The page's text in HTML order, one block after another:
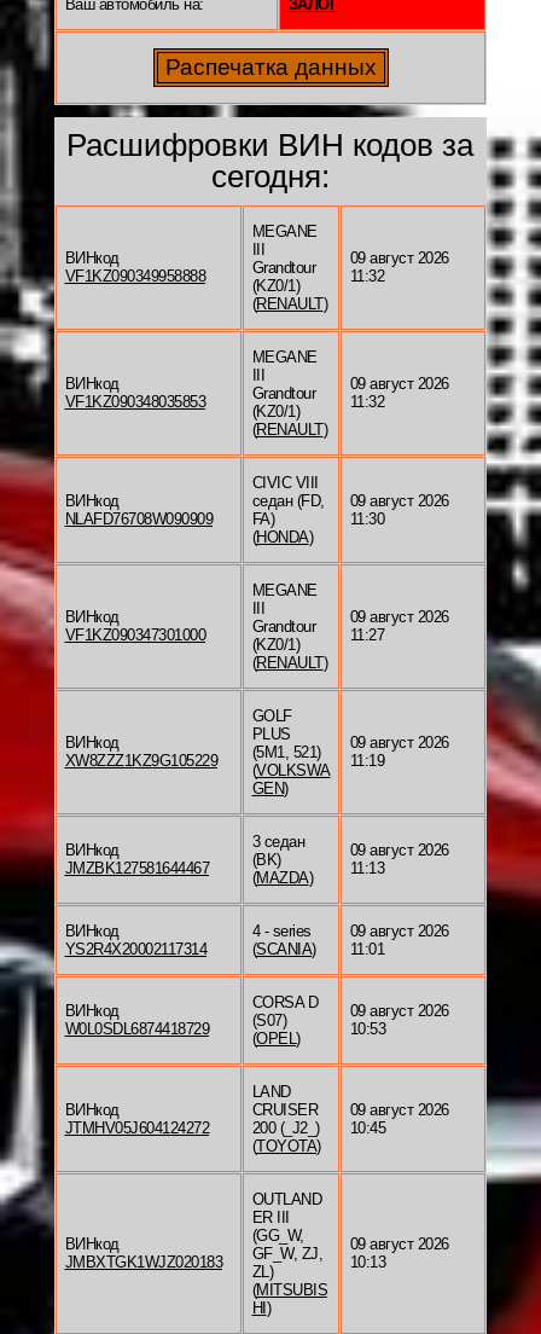
Ваш автомобиль на: ЗАЛОГ
Расшифровки ВИН кодов за
сегодня:
ВИНкод
VF1KZ090349958888
MEGANE
Grandtour
(KZ0/1)
(RENAULT)
09 август 2026
11:32
ВИНкод
VF1KZ090348035853
MEGANE
Grandtour
(KZ0/1)
(RENAULT)
09 август 2026
11:32
ВИНкод
NLAFD76708W090909
CIVIC VIII
седан (FD,
FA)
(HONDA)
09 август 2026
11:30
ВИНкод
VF1KZ090347301000
MEGANE
Grandtour
(KZ0/1)
(RENAULT)
09 август 2026
11:27
ВИНкод
XW8ZZZ1KZ9G105229
GOLF
PLUS
(5M1, 521)
(VOLKSWA
GEN)
09 август 2026
11:19
ВИНкод
JMZBK127581644467
3 седан
(BK)
(MAZDA)
09 август 2026
11:13
ВИНкод
YS2R4X20002117314
4 - series
(SCANIA)
09 август 2026
11:01
ВИНкод
W0L0SDL6874418729
CORSA D
(S07)
(OPEL)
09 август 2026
10:53
ВИНкод
JTMHV05J604124272
LAND
CRUISER
200 (_J2_)
(TOYOTA)
09 август 2026
10:45
ВИНкод
JMBXTGK1WJZ020183
OUTLAND
ER III
(GG_W,
GF_W, ZJ,
ZL)
(MITSUBIS
HI )
09 август 2026
10:13